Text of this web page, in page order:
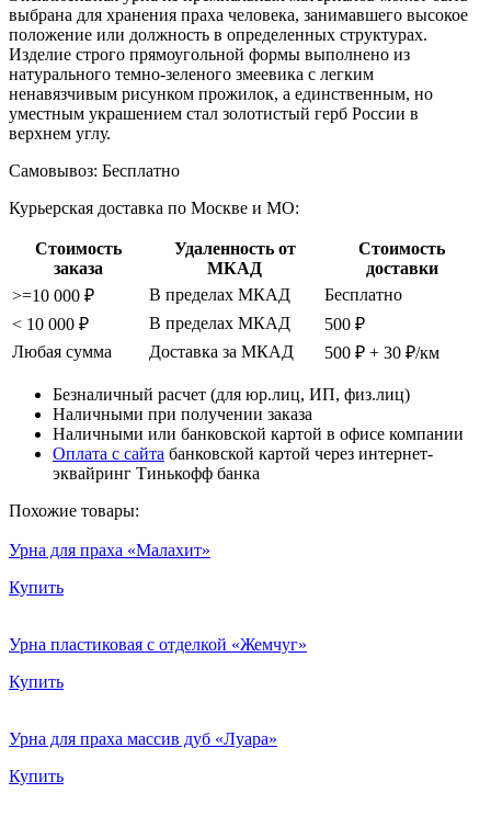
выбрана для хранения праха человека, занимавшего высокое
положение или должность в определенных структурах.
Изделие строго прямоугольной формы выполнено из
натурального темно-зеленого змеевика с легким
ненавязчивым рисунком прожилок, а единственным, но
уместным украшением стал золотистый герб России в
верхнем углу.
Самовывоз: Бесплатно
Курьерская доставка по Москве и МО:
Стоимость
заказа
Удаленность от
МКАД
Стоимость
доставки
>=10 000 ₽
В пределах МКАД
Бесплатно
< 10 000 ₽
В пределах МКАД
500 ₽
Любая сумма
Доставка за МКАД 500 ₽ + 30 ₽/км
Безналичный расчет (для юр.лиц, ИП, физ.лиц)
Наличными при получении заказа
Наличными или банковской картой в офисе компании
Оплата с сайта банковской картой через интернет-
эквайринг Тинькофф банка
Похожие товары:
Урна для праха «Малахит»
Купить
Урна пластиковая с отделкой «Жемчуг»
Купить
Урна для праха массив дуб «Луара»
Купить